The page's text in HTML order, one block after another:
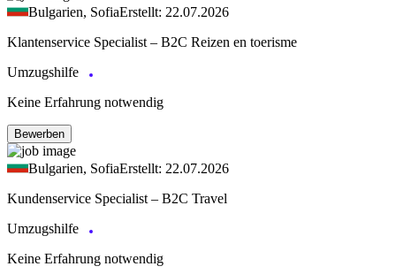
Bulgarien, SofiaErstellt: 22.07.2026
Klantenservice Specialist – B2C Reizen en toerisme
Umzugshilfe
Keine Erfahrung notwendig
Bewerben
Bulgarien, SofiaErstellt: 22.07.2026
Kundenservice Specialist – B2C Travel
Umzugshilfe
Keine Erfahrung notwendig